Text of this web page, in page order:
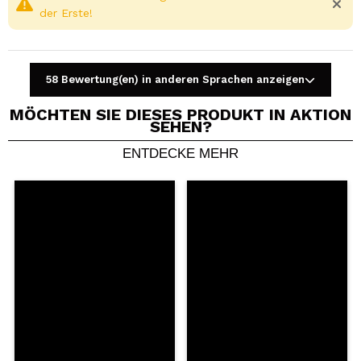
Ein Video oder Foto teilen
Dein Video könnte das erste sein. Stell es dir vor...
der Erste!
58 Bewertung(en) in anderen Sprachen anzeigen
MÖCHTEN SIE DIESES PRODUKT IN AKTION
SEHEN?
ENTDECKE MEHR